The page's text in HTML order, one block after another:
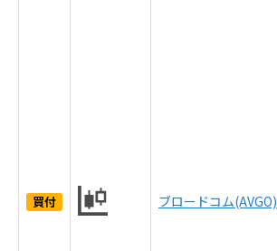
買付 ブロードコム(AVGO)